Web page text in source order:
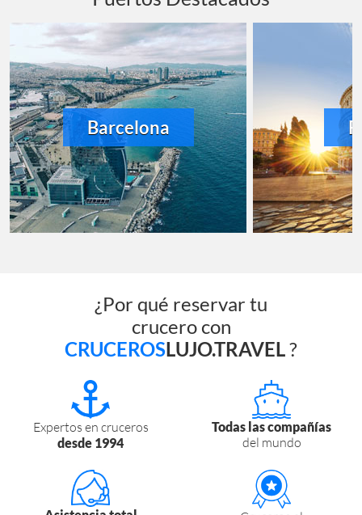
Barcelona
¿Por qué reservar tu
crucero con
CRUCEROSLUJO.TRAVEL?
Expertos en cruceros
desde 1994
Todas las compañías
del mundo